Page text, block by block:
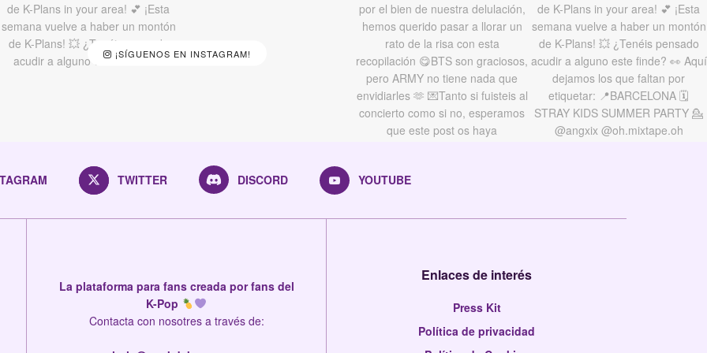
¡SÍGUENOS EN INSTAGRAM!
TWITTER DISCORD YOUTUBE
La plataforma para fans creada por fans del
K-Pop
Contacta con nosotres a través de:
Enlaces de interés
Press Kit
Política de privacidad